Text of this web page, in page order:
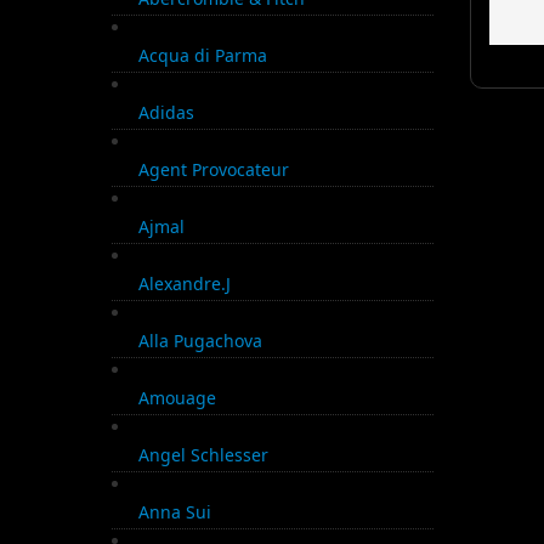
Acqua di Parma
Adidas
Agent Provocateur
Ajmal
Alexandre.J
Alla Pugachova
Amouage
Angel Schlesser
Anna Sui